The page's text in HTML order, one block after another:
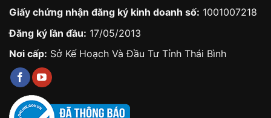
Giấy chứng nhận đăng ký kinh doanh số: 1001007218
Đăng ký lần đầu: 17/05/2013
Nơi cấp: Sở Kế Hoạch Và Đầu Tư Tỉnh Thái Bình